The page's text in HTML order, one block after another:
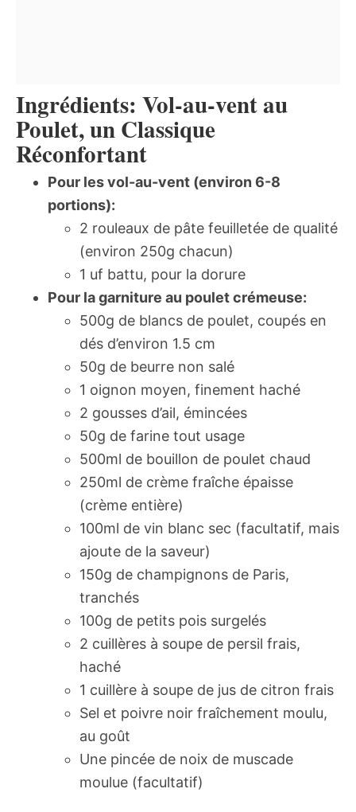
Ingrédients: Vol-au-vent au
Poulet, un Classique
Réconfortant
Pour les vol-au-vent (environ 6-8
portions):
2 rouleaux de pâte feuilletée de qualité
(environ 250g chacun)
1 uf battu, pour la dorure
Pour la garniture au poulet crémeuse:
500g de blancs de poulet, coupés en
dés d’environ 1.5 cm
50g de beurre non salé
1 oignon moyen, finement haché
2 gousses d’ail, émincées
50g de farine tout usage
500ml de bouillon de poulet chaud
250ml de crème fraîche épaisse
(crème entière)
100ml de vin blanc sec (facultatif, mais
ajoute de la saveur)
150g de champignons de Paris,
tranchés
100g de petits pois surgelés
2 cuillères à soupe de persil frais,
haché
1 cuillère à soupe de jus de citron frais
Sel et poivre noir fraîchement moulu,
au goût
Une pincée de noix de muscade
moulue (facultatif)